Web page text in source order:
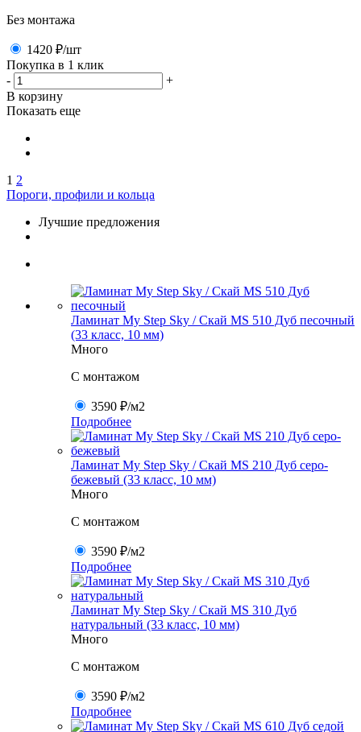
Без монтажа
1420 ₽/шт
Покупка в 1 клик
-
+
В корзину
Показать еще
1 2
Пороги, профили и кольца
Лучшие предложения
Ламинат My Step Sky / Скай MS 510 Дуб песочный
(33 класс, 10 мм)
Много
C монтажом
3590 ₽/м2
Подробнее
Ламинат My Step Sky / Скай MS 210 Дуб серо-
бежевый (33 класс, 10 мм)
Много
C монтажом
3590 ₽/м2
Подробнее
Ламинат My Step Sky / Скай MS 310 Дуб
натуральный (33 класс, 10 мм)
Много
C монтажом
3590 ₽/м2
Подробнее